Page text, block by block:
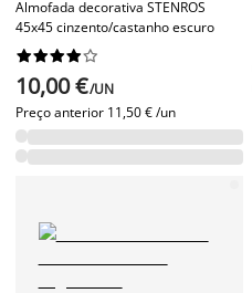
Almofada decorativa STENROS
45x45 cinzento/castanho escuro






10,00 €/UN
Preço anterior 11,50 € /un